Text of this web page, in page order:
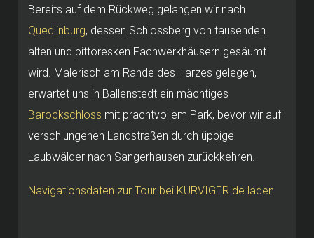
Bereits auf dem Rückweg gelangen wir nach
Quedlinburg, dessen Schlossberg von tausenden
alten und pittoresken Fachwerkhäusern gesäumt
wird. Malerisch am Rande des Harzes gelegen,
erwartet uns in Ballenstedt ein mächtiges
Barockschloss mit prachtvollem Park, bevor wir auf
verschlungenen Landstraßen durch üppige
Laubwälder nach Sangerhausen zurückkehren.
Navigationsdaten zur Tour bei KURVIGER.de laden